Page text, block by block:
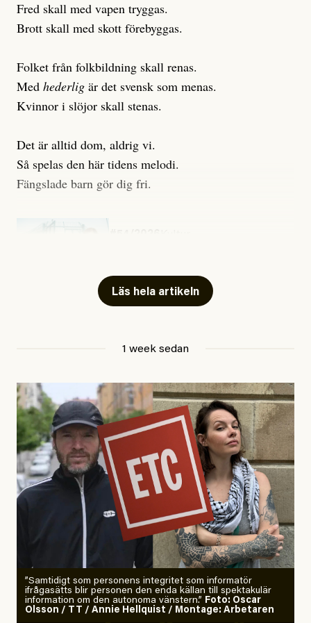
Fred skall med vapen tryggas.
Brott skall med skott förebyggas.
Folket från folkbildning skall renas.
Med hederlig är det svensk som menas.
Kvinnor i slöjor skall stenas.
Det är alltid dom, aldrig vi.
Så spelas den här tidens melodi.
Fängslade barn gör dig fri.
Läs hela artikeln
1 week sedan
”Samtidigt som personens integritet som informatör
ifrågasätts blir personen den enda källan till spektakulär
information om den autonoma vänstern.” Foto: Oscar
Olsson / TT / Annie Hellquist / Montage: Arbetaren